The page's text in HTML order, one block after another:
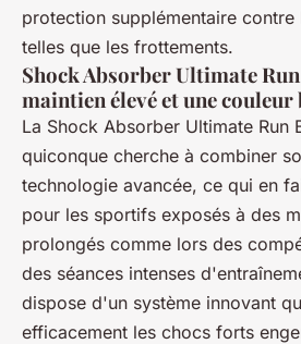
protection supplémentaire contre
telles que les frottements.
Shock Absorber Ultimate
maintien élevé et une couleur
La Shock Absorber Ultimate Run
quiconque cherche à combiner
technologie avancée, ce qui en
pour les sportifs exposés à des
prolongés comme lors des
des séances intenses
dispose d'un système innovant
efficacement les chocs forts